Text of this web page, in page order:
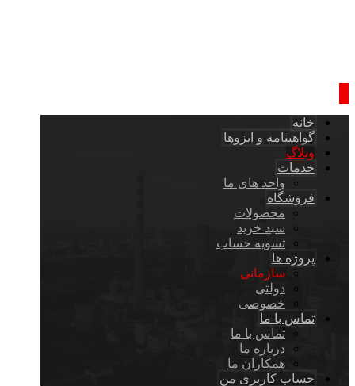
خانه
گواهینامه و ایزوها
وبلاگ
خدمات
واحد های ما
فروشگاه
محصولات
سبد خرید
تسویه حساب
پروژه ها
سازمانی
دولتی
خصوصی
تماس با ما
تماس با ما
درباره ما
همکاران ما
حساب کاربری من